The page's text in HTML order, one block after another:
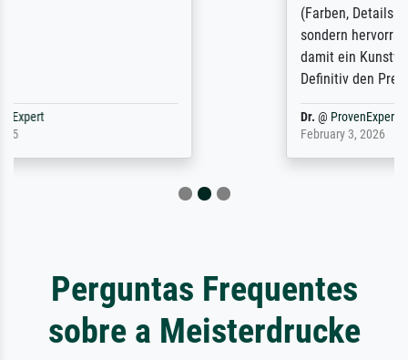
sondern hervorragend. Selbst ein Druck ist
damit ein Kunstwerk im eigenen Sinne.
Perguntas Frequentes
sobre a Meisterdrucke